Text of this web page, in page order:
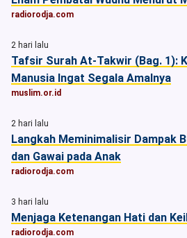
radiorodja.com
2 hari lalu
Tafsir Surah At-Takwir (Bag. 1):
Manusia Ingat Segala Amalnya
muslim.or.id
2 hari lalu
Langkah Meminimalisir Dampak
dan Gawai pada Anak
radiorodja.com
3 hari lalu
Menjaga Ketenangan Hati dan
radiorodja.com